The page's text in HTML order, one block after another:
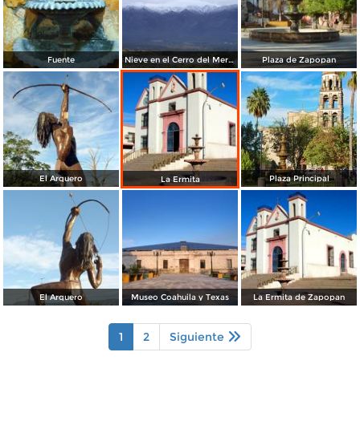
Fuente Nieve en el Cerro del Mercado Plaza de Zapopan
El Arquero La Ermita Plaza Principal
El Arquero Museo Coahuila y Texas La Ermita de Zapopan
1 2 Siguiente